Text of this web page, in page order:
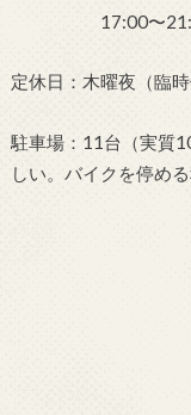
17:00〜21:30（
定休日：木曜夜（臨時
駐車場：11台（実質
しい。バイクを停める